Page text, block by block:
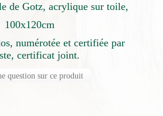
de Gotz, acrylique sur toile,
100x120cm
numérotée et certifiée par
certificat joint.
question sur ce produit